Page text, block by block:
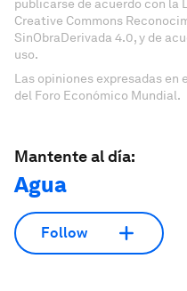
publicarse de acuerdo con la
Creative Commons
SinObraDerivada 4.0, y de
uso.
Las opiniones expresadas en
del Foro Económico Mundial.
Mantente al día:
Agua
Follow